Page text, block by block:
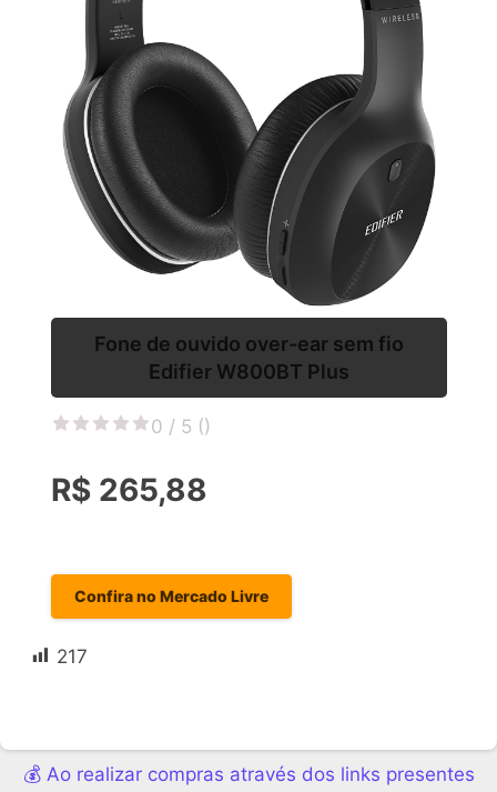
Fone de ouvido over-ear sem fio
Edifier W800BT Plus
0 / 5 ()
R$ 265,88
Confira no Mercado Livre
217
💰 Ao realizar compras através dos links presentes